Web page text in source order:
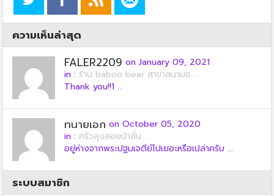
ความเห็นล่าสุด
FALER2209 on January 09, 2021
in : ร้าน baboo bear สาขาสนามช ...
Thank you!!1 ...
ทนายเอก on October 05, 2020
in : ครัวลุงลอยป่าลั่น ...
อยู่ห่างจากพระปฐมเจดีย์ไปเยอะหรือเปล่าครับ ...
ระบบสมาชิก